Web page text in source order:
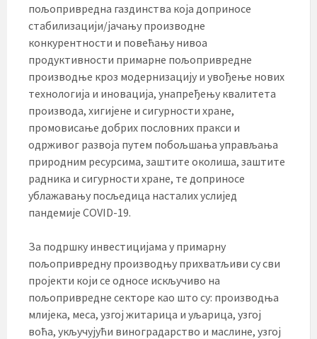
пољопривредна газдинства која доприносе
стабилизацији/јачању производне
конкурентности и повећању нивоа
продуктивности примарне пољопривредне
производње кроз модернизацију и увођење нових
технологија и иновација, унапређењу квалитета
производа, хигијене и сигурности хране,
промовисање добрих пословних пракси и
одрживог развоја путем побољшања управљања
природним ресурсима, заштите околиша, заштите
радника и сигурности хране, те доприносе
ублажавању посљедица насталих услијед
пандемије COVID-19.
За подршку инвестицијама у примарну
пољопривредну производњу прихватљиви су сви
пројекти који се односе искључиво на
пољопривредне секторе као што су: производња
млијека, меса, узгој житарица и уљарица, узгој
воћа, укључујући виноградарство и маслине, узгој